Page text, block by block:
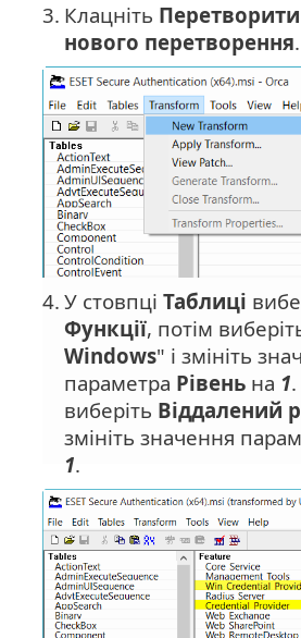
3. Клацніть Перетворити
нового перетворення.
4. У стовпці Таблиці
Функції, потім
Windows" і змініть
параметра Рівень на 1
виберіть Віддалений
змініть значення
1.